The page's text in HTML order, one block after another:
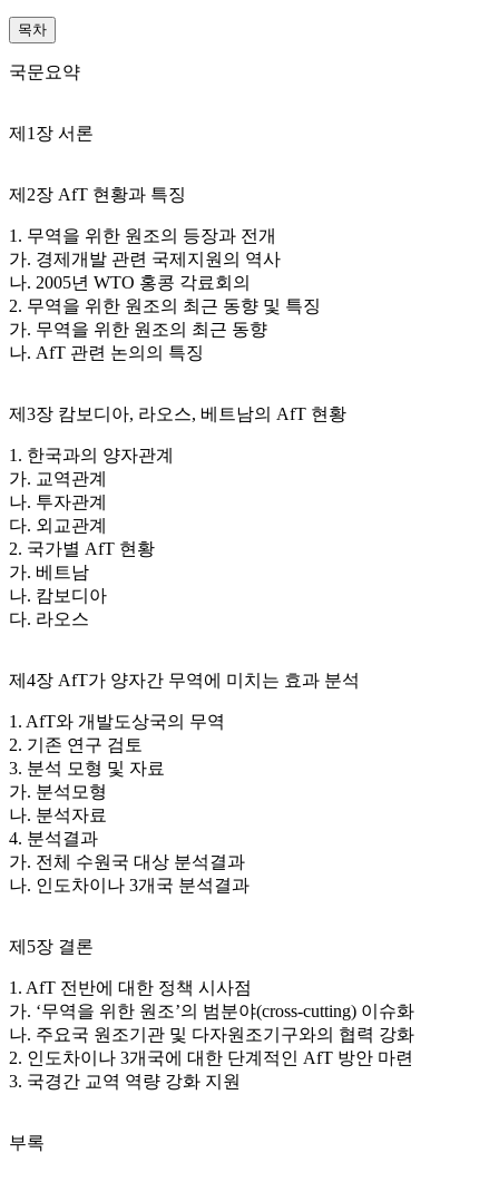
목차
국문요약
제1장 서론
제2장 AfT 현황과 특징
1. 무역을 위한 원조의 등장과 전개
가. 경제개발 관련 국제지원의 역사
나. 2005년 WTO 홍콩 각료회의
2. 무역을 위한 원조의 최근 동향 및 특징
가. 무역을 위한 원조의 최근 동향
나. AfT 관련 논의의 특징
제3장 캄보디아, 라오스, 베트남의 AfT 현황
1. 한국과의 양자관계
가. 교역관계
나. 투자관계
다. 외교관계
2. 국가별 AfT 현황
가. 베트남
나. 캄보디아
다. 라오스
제4장 AfT가 양자간 무역에 미치는 효과 분석
1. AfT와 개발도상국의 무역
2. 기존 연구 검토
3. 분석 모형 및 자료
가. 분석모형
나. 분석자료
4. 분석결과
가. 전체 수원국 대상 분석결과
나. 인도차이나 3개국 분석결과
제5장 결론
1. AfT 전반에 대한 정책 시사점
가. ‘무역을 위한 원조’의 범분야(cross-cutting) 이슈화
나. 주요국 원조기관 및 다자원조기구와의 협력 강화
2. 인도차이나 3개국에 대한 단계적인 AfT 방안 마련
3. 국경간 교역 역량 강화 지원
부록